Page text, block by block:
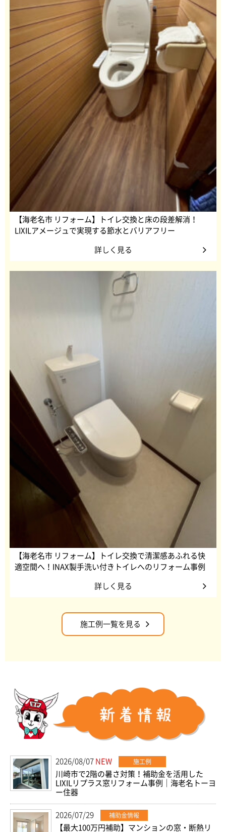
【海老名市 リフォーム】トイレ交換と床の段差解消！
LIXILアメージュで実現する節水とバリアフリー
詳しく見る
【海老名市 リフォーム】トイレ交換で清潔感あふれる快
適空間へ！INAX製手洗い付きトイレへのリフォーム事例
詳しく見る
施工例一覧を見る
2026/08/07 NEW 施工例
川崎市で2階の暑さ対策！補助金を活用した
LIXILリプラス窓リフォーム事例｜海老名トーヨ
ー住器
2026/07/29 補助金情報
【最大100万円補助】マンションの窓・断熱リ